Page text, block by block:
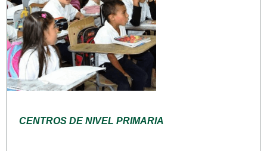
CENTROS DE NIVEL PRIMARIA